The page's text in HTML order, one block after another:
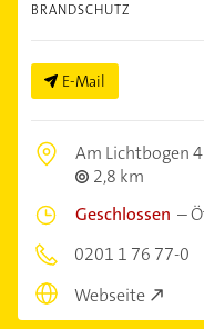
BRANDSCHUTZ
E-Mail
Am Lichtbogen
2,8 km
Geschlossen –
0201 1 76 77-0
Webseite